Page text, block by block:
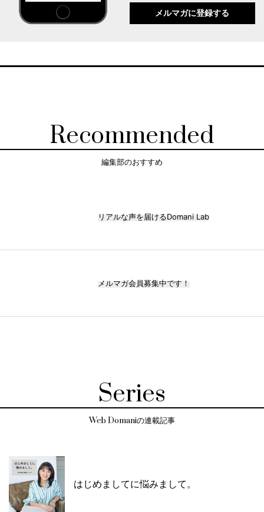
メルマガに登録する
Recommended
編集部のおすすめ
リアルな声を届けるDomani Lab
メルマガ会員募集中です！
Series
Web Domaniの連載記事
はじめましてに悩みまして。